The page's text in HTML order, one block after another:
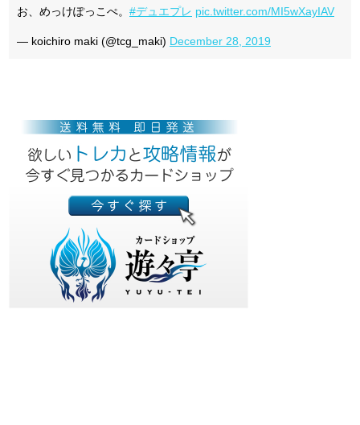
お、めっけぽっこぺ。 #デュエプレ pic.twitter.com/MI5wXayIAV
— koichiro maki (@tcg_maki) December 28, 2019